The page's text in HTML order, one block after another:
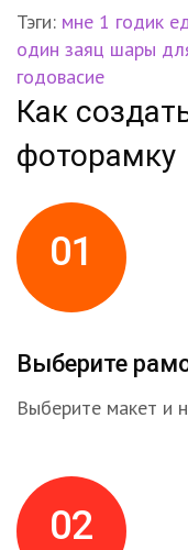
Тэги: мне 1 годик
один заяц шары
годовасие
Как
фоторамку
01
Выберите
Выберите макет и
02